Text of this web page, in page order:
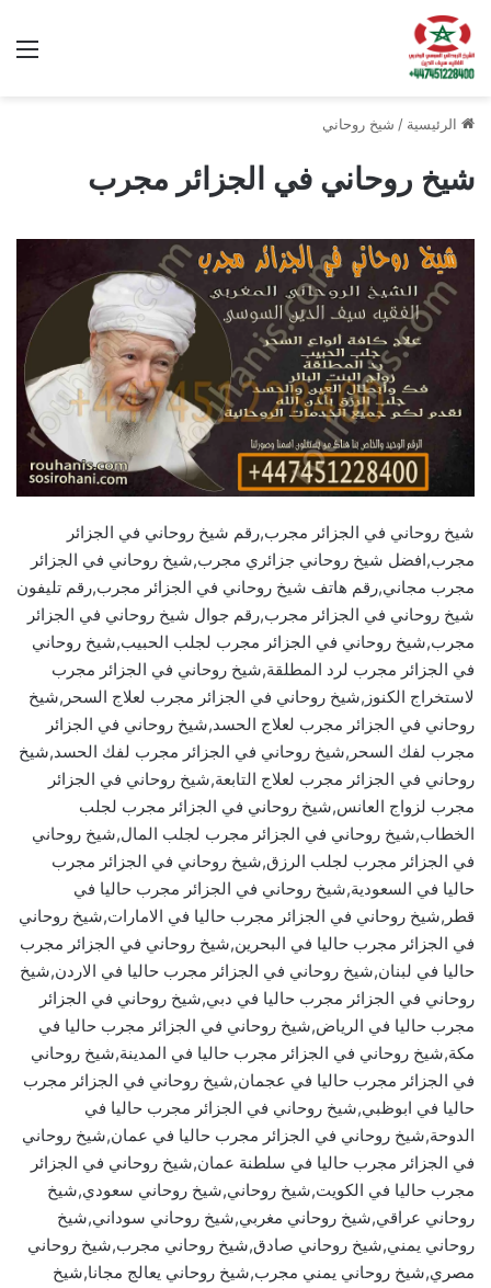
الرئيسية / شيخ روحاني
شيخ روحاني في الجزائر مجرب
شيخ روحاني في الجزائر مجرب,رقم شيخ روحاني في الجزائر
مجرب,افضل شيخ روحاني جزائري مجرب,شيخ روحاني في الجزائر
مجرب مجاني,رقم هاتف شيخ روحاني في الجزائر مجرب,رقم تليفون
شيخ روحاني في الجزائر مجرب,رقم جوال شيخ روحاني في الجزائر
مجرب,شيخ روحاني في الجزائر مجرب لجلب الحبيب,شيخ روحاني
في الجزائر مجرب لرد المطلقة,شيخ روحاني في الجزائر مجرب
لاستخراج الكنوز,شيخ روحاني في الجزائر مجرب لعلاج السحر,شيخ
روحاني في الجزائر مجرب لعلاج الحسد,شيخ روحاني في الجزائر
مجرب لفك السحر,شيخ روحاني في الجزائر مجرب لفك الحسد,شيخ
روحاني في الجزائر مجرب لعلاج التابعة,شيخ روحاني في الجزائر
مجرب لزواج العانس,شيخ روحاني في الجزائر مجرب لجلب
الخطاب,شيخ روحاني في الجزائر مجرب لجلب المال,شيخ روحاني
في الجزائر مجرب لجلب الرزق,شيخ روحاني في الجزائر مجرب
حاليا في السعودية,شيخ روحاني في الجزائر مجرب حاليا في
قطر,شيخ روحاني في الجزائر مجرب حاليا في الامارات,شيخ روحاني
في الجزائر مجرب حاليا في البحرين,شيخ روحاني في الجزائر مجرب
حاليا في لبنان,شيخ روحاني في الجزائر مجرب حاليا في الاردن,شيخ
روحاني في الجزائر مجرب حاليا في دبي,شيخ روحاني في الجزائر
مجرب حاليا في الرياض,شيخ روحاني في الجزائر مجرب حاليا في
مكة,شيخ روحاني في الجزائر مجرب حاليا في المدينة,شيخ روحاني
في الجزائر مجرب حاليا في عجمان,شيخ روحاني في الجزائر مجرب
حاليا في ابوظبي,شيخ روحاني في الجزائر مجرب حاليا في
الدوحة,شيخ روحاني في الجزائر مجرب حاليا في عمان,شيخ روحاني
في الجزائر مجرب حاليا في سلطنة عمان,شيخ روحاني في الجزائر
مجرب حاليا في الكويت,شيخ روحاني,شيخ روحاني سعودي,شيخ
روحاني عراقي,شيخ روحاني مغربي,شيخ روحاني سوداني,شيخ
روحاني يمني,شيخ روحاني صادق,شيخ روحاني مجرب,شيخ روحاني
مصري,شيخ روحاني يمني مجرب,شيخ روحاني يعالج مجانا,شيخ